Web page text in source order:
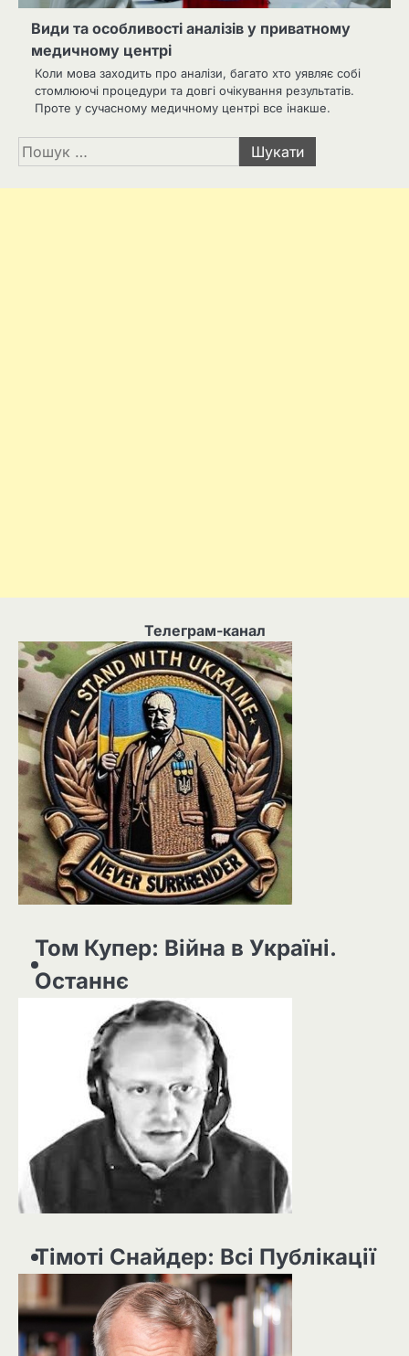
Види та особливості аналізів у приватному
медичному центрі
Коли мова заходить про аналізи, багато хто уявляє собі
стомлюючі процедури та довгі очікування результатів.
Проте у сучасному медичному центрі все інакше.
Пошук:
Телеграм-канал
Том Купер: Війна в Україні.
Останнє
Тімоті Снайдер: Всі Публікації